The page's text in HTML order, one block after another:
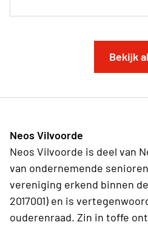
Bekijk
Neos Vilvoorde
Neos Vilvoorde is deel van
van ondernemende
vereniging erkend binnen
2017001) en is
ouderenraad. Zin in toffe